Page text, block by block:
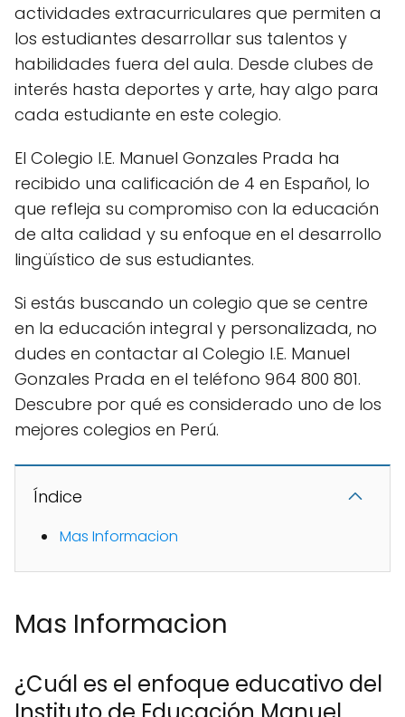
actividades extracurriculares que permiten a
los estudiantes desarrollar sus talentos y
habilidades fuera del aula. Desde clubes de
interés hasta deportes y arte, hay algo para
cada estudiante en este colegio.
El Colegio I.E. Manuel Gonzales Prada ha
recibido una calificación de 4 en Español, lo
que refleja su compromiso con la educación
de alta calidad y su enfoque en el desarrollo
lingüístico de sus estudiantes.
Si estás buscando un colegio que se centre
en la educación integral y personalizada, no
dudes en contactar al Colegio I.E. Manuel
Gonzales Prada en el teléfono 964 800 801.
Descubre por qué es considerado uno de los
mejores colegios en Perú.
Índice
Mas Informacion
Mas Informacion
¿Cuál es el enfoque educativo del